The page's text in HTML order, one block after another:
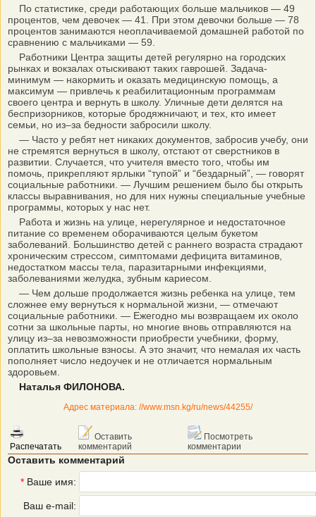
По статистике, среди работающих больше мальчиков — 49
процентов, чем девочек — 41. При этом девочки больше — 78
процентов занимаются неоплачиваемой домашней работой по
срав­нению с мальчиками — 59.
Работники Центра защиты детей регулярно на городских
рынках и вокзалах отыскивают таких гаврошей. Задача-
минимум — накормить и оказать медицинскую помощь, а
максимум — привлечь к реабилитационным программам
своего центра и вернуть в школу. Уличные дети делятся на
беспризорников, которые бродяжничают, и тех, кто имеет
семьи, но из–за бедности забросили школу.
— Часто у ребят нет никаких документов, забросив учебу, они
не стремятся вернуться в школу, отстают от сверстников в
развитии. Случается, что учителя вместо того, чтобы им
помочь, прикрепляют ярлыки “тупой” и “бездарный”, — говорят
социальные работники. — Лучшим решением было бы открыть
классы выравнивания, но для них нужны специальные учебные
программы, которых у нас нет.
Работа и жизнь на улице, нерегулярное и недостаточное
питание со временем оборачиваются целым букетом
заболеваний. Большинство детей с раннего возраста страдают
хроническим стрессом, симптомами дефицита витаминов,
недостатком массы тела, паразитарными инфекциями,
заболеваниями желудка, зубным кариесом.
— Чем дольше продолжается жизнь ребенка на улице, тем
сложнее ему вернуться к нормальной жизни, — отмечают
социальные работники. — Ежегодно мы возвращаем их около
сотни за школьные парты, но многие вновь отправляются на
улицу из–за невозможности приобрести учебники, форму,
оплатить школьные взносы. А это значит, что немалая их часть
пополняет число недоучек и не отличается нормальным
здоровьем.
Наталья ФИЛОНОВА.
Адрес материала: //www.msn.kg/ru/news/44255/
Распечатать
Оставить
комментарий
Посмотреть
комментарии
Оставить комментарий
* Ваше имя:
Ваш e-mail: